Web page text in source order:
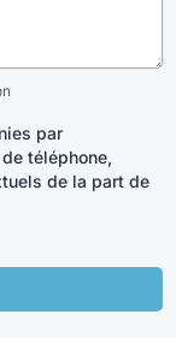
par
téléphone,
de la part de